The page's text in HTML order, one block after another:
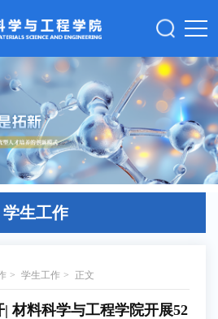
学生工作
> 学生工作 > 正文
材料科学与工程学院开展52